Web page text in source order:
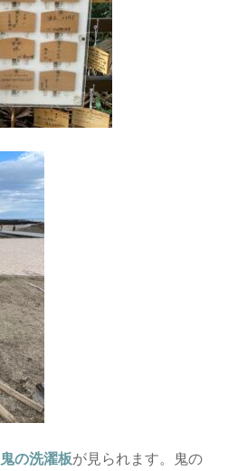
鬼の洗濯板が見られます。鬼の